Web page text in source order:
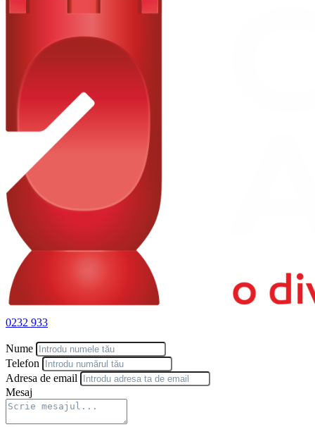
0232 933
Nume
Telefon
Adresa de email
Mesaj